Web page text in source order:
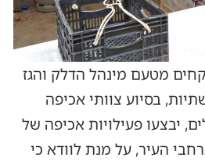
מטעם מינהל הדלק והגז
בסיוע צוותי אכיפה
יבצעו פעילויות אכיפה של
העיר, על מנת לוודא כי